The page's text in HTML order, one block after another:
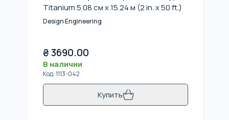
Titanium 5.08 см x 15.24 м (2 in. x 50 ft.)
Design Engineering
₴3690.00
В наличии
Код:1113-042
Купить